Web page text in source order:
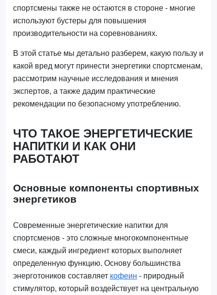
спортсмены также не остаются в стороне - многие
используют бустеры для повышения
производительности на соревнованиях.
В этой статье мы детально разберем, какую пользу и
какой вред могут принести энергетики спортсменам,
рассмотрим научные исследования и мнения
экспертов, а также дадим практические
рекомендации по безопасному употреблению.
ЧТО ТАКОЕ ЭНЕРГЕТИЧЕСКИЕ
НАПИТКИ И КАК ОНИ
РАБОТАЮТ
Основные компоненты спортивных
энергетиков
Современные энергетические напитки для
спортсменов - это сложные многокомпонентные
смеси, каждый ингредиент которых выполняет
определенную функцию. Основу большинства
энерготоников составляет кофеин - природный
стимулятор, который воздействует на центральную